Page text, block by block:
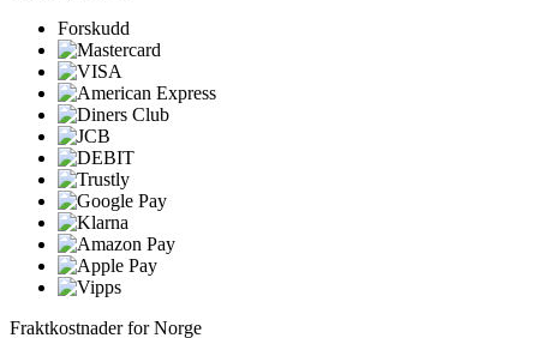
Forskudd
Fraktkostnader for Norge